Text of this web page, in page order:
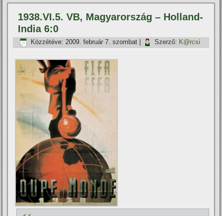
1938.VI.5. VB, Magyarország – Holland-
India 6:0
Közzétéve: 2009. február 7. szombat Szerző: K@rcsi